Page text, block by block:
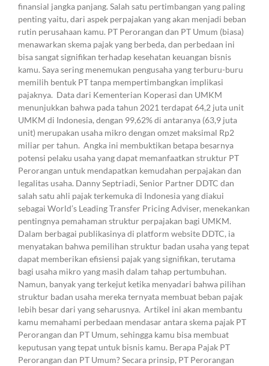
finansial jangka panjang. Salah satu pertimbangan yang paling
penting yaitu, dari aspek perpajakan yang akan menjadi beban
rutin perusahaan kamu. PT Perorangan dan PT Umum (biasa)
menawarkan skema pajak yang berbeda, dan perbedaan ini
bisa sangat signifikan terhadap kesehatan keuangan bisnis
kamu. Saya sering menemukan pengusaha yang terburu-buru
memilih bentuk PT tanpa mempertimbangkan implikasi
pajaknya. Data dari Kementerian Koperasi dan UMKM
menunjukkan bahwa pada tahun 2021 terdapat 64,2 juta unit
UMKM di Indonesia, dengan 99,62% di antaranya (63,9 juta
unit) merupakan usaha mikro dengan omzet maksimal Rp2
miliar per tahun. Angka ini membuktikan betapa besarnya
potensi pelaku usaha yang dapat memanfaatkan struktur PT
Perorangan untuk mendapatkan kemudahan perpajakan dan
legalitas usaha. Danny Septriadi, Senior Partner DDTC dan
salah satu ahli pajak terkemuka di Indonesia yang diakui
sebagai World’s Leading Transfer Pricing Adviser, menekankan
pentingnya pemahaman struktur perpajakan bagi UMKM.
Dalam berbagai publikasinya di platform website DDTC, ia
menyatakan bahwa pemilihan struktur badan usaha yang tepat
dapat memberikan efisiensi pajak yang signifikan, terutama
bagi usaha mikro yang masih dalam tahap pertumbuhan.
Namun, banyak yang terkejut ketika menyadari bahwa pilihan
struktur badan usaha mereka ternyata membuat beban pajak
lebih besar dari yang seharusnya. Artikel ini akan membantu
kamu memahami perbedaan mendasar antara skema pajak PT
Perorangan dan PT Umum, sehingga kamu bisa membuat
keputusan yang tepat untuk bisnis kamu. Berapa Pajak PT
Perorangan dan PT Umum? Secara prinsip, PT Perorangan